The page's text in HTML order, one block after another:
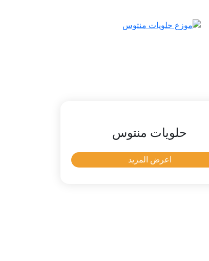
حلويات منتوس
اعرض المزيد